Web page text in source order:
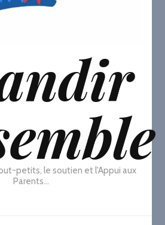
petits, le soutien et l'Appui aux
Parents…